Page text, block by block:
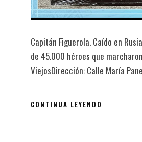
Capitán Figuerola. Caído en
de 45.000 héroes que
ViejosDirección: Calle María
CONTINUA LEYENDO